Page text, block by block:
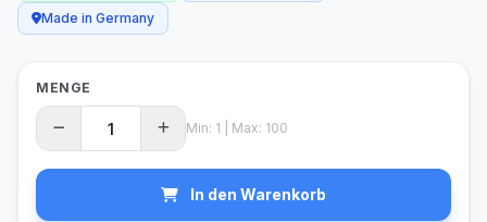
Made in Germany
MENGE
Min: 1 | Max: 100
In den Warenkorb